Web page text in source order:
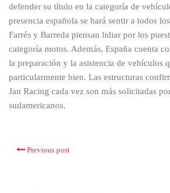
defender su título en la categoría de
presencia española se hará sentir a todos
Farrés y Barreda piensan lidiar por los
categoría motos. Además, España cuenta
la preparación y la asistencia de vehículos
particularmente bien. Las estructuras
Jan Racing cada vez son más solicitadas
sudamericanos.
Previous post